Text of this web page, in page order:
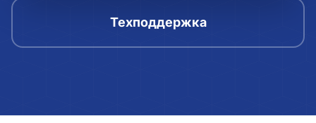
Техподдержка